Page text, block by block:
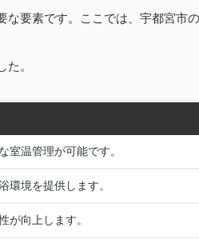
な要素です。ここでは、宇都宮市の
。
室温管理が可能です。
環境を提供します。
が向上します。